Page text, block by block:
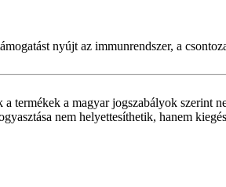
nyújt az immunrendszer, a
termékek a magyar jogszabályok szerint
nem helyettesíthetik, hanem